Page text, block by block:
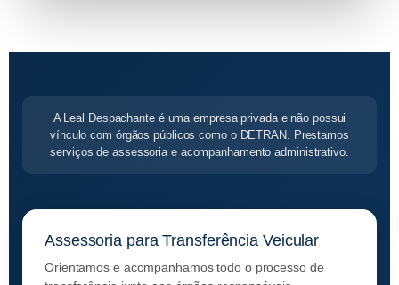
A Leal Despachante é uma empresa privada e não possui
vínculo com órgãos públicos como o DETRAN. Prestamos
serviços de assessoria e acompanhamento administrativo.
Assessoria para Transferência Veicular
Orientamos e acompanhamos todo o processo de